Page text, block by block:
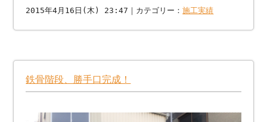
2015年4月16日(木) 23:47｜カテゴリー：施工実績
鉄骨階段、勝手口完成！